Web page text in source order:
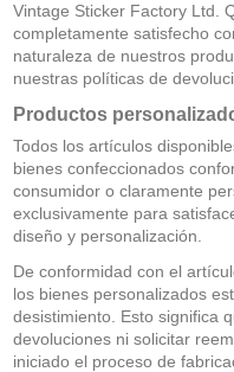
Vintage Sticker Factory Ltd.
completamente satisfecho
naturaleza de nuestros
nuestras políticas de
Productos
Todos los artículos
bienes confeccionados
consumidor o claramente
exclusivamente para
diseño y personalización.
De conformidad con el
los bienes personalizados
desistimiento. Esto significa
devoluciones ni solicitar
iniciado el proceso de